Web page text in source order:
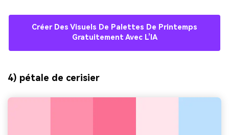
Créer Des Visuels De Palettes De Printemps
Gratuitement Avec L’IA
4) pétale de cerisier